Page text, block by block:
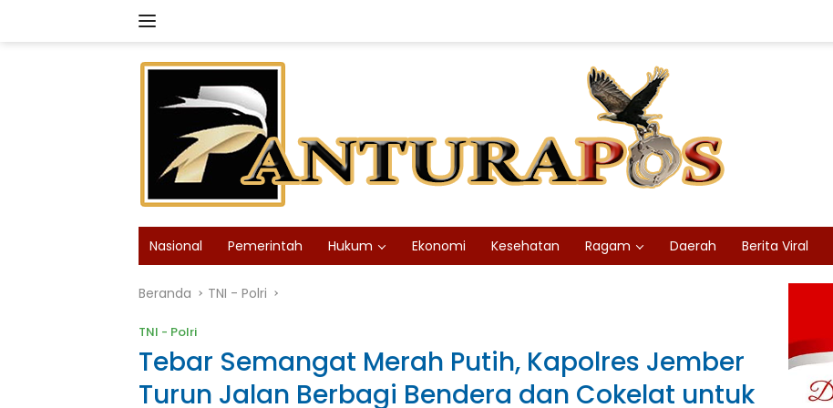
Nasional Pemerintah Hukum Ekonomi Kesehatan Ragam Daerah Berita Viral
Beranda TNI - Polri
TNI - Polri
Tebar Semangat Merah Putih, Kapolres Jember
Turun Jalan Berbagi Bendera dan Cokelat untuk